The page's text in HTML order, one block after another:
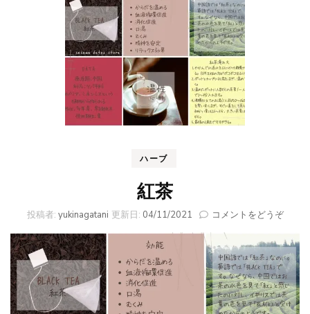
ハーブ
紅茶
投稿者: yukinagatani 更新日: 04/11/2021 コメントをどうぞ(紅